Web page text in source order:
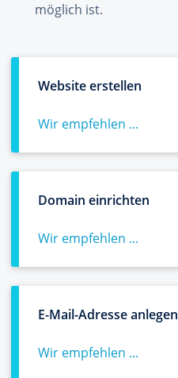
möglich ist.
Website erstellen
Wir empfehlen ...
Domain einrichten
Wir empfehlen ...
E-Mail-Adresse anlegen
Wir empfehlen ...